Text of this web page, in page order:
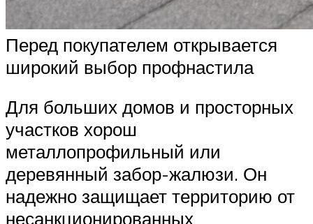
Перед покупателем открывается
широкий выбор профнастила
Для больших домов и просторных
участков хорош
металлопрофильный или
деревянный забор-жалюзи. Он
надежно защищает территорию от
несанкционированных